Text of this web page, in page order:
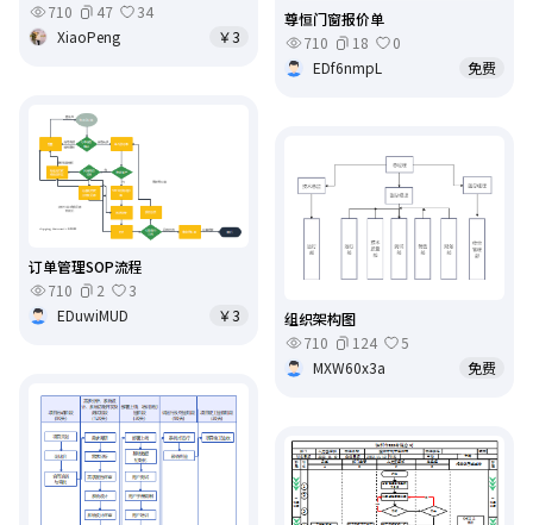
尊恒门窗报价单
710
18
0
EDf6nmpL
免费
710
47
34
XiaoPeng
￥3
订单管理SOP流程
710
2
3
EDuwiMUD
￥3
组织架构图
710
124
5
MXW60x3a
免费